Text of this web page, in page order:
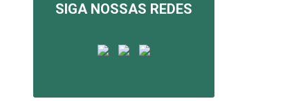
SIGA NOSSAS REDES